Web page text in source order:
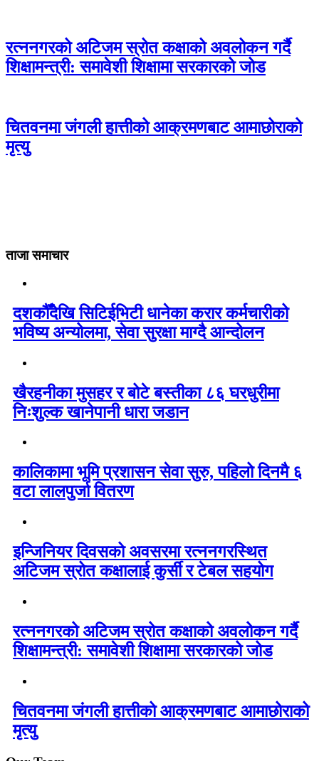
रत्ननगरको अटिजम स्रोत कक्षाको अवलोकन गर्दै
शिक्षामन्त्री: समावेशी शिक्षामा सरकारको जोड
चितवनमा जंगली हात्तीको आक्रमणबाट आमाछोराको
मृत्यु
ताजा समाचार
दशकौँदेखि सिटिईभिटी धानेका करार कर्मचारीको
भविष्य अन्योलमा, सेवा सुरक्षा माग्दै आन्दोलन
खैरहनीका मुसहर र बोटे बस्तीका ८६ घरधुरीमा
निःशुल्क खानेपानी धारा जडान
कालिकामा भूमि प्रशासन सेवा सुरु, पहिलो दिनमै ६
वटा लालपुर्जा वितरण
इन्जिनियर दिवसको अवसरमा रत्ननगरस्थित
अटिजम स्रोत कक्षालाई कुर्सी र टेबल सहयोग
रत्ननगरको अटिजम स्रोत कक्षाको अवलोकन गर्दै
शिक्षामन्त्री: समावेशी शिक्षामा सरकारको जोड
चितवनमा जंगली हात्तीको आक्रमणबाट आमाछोराको
मृत्यु